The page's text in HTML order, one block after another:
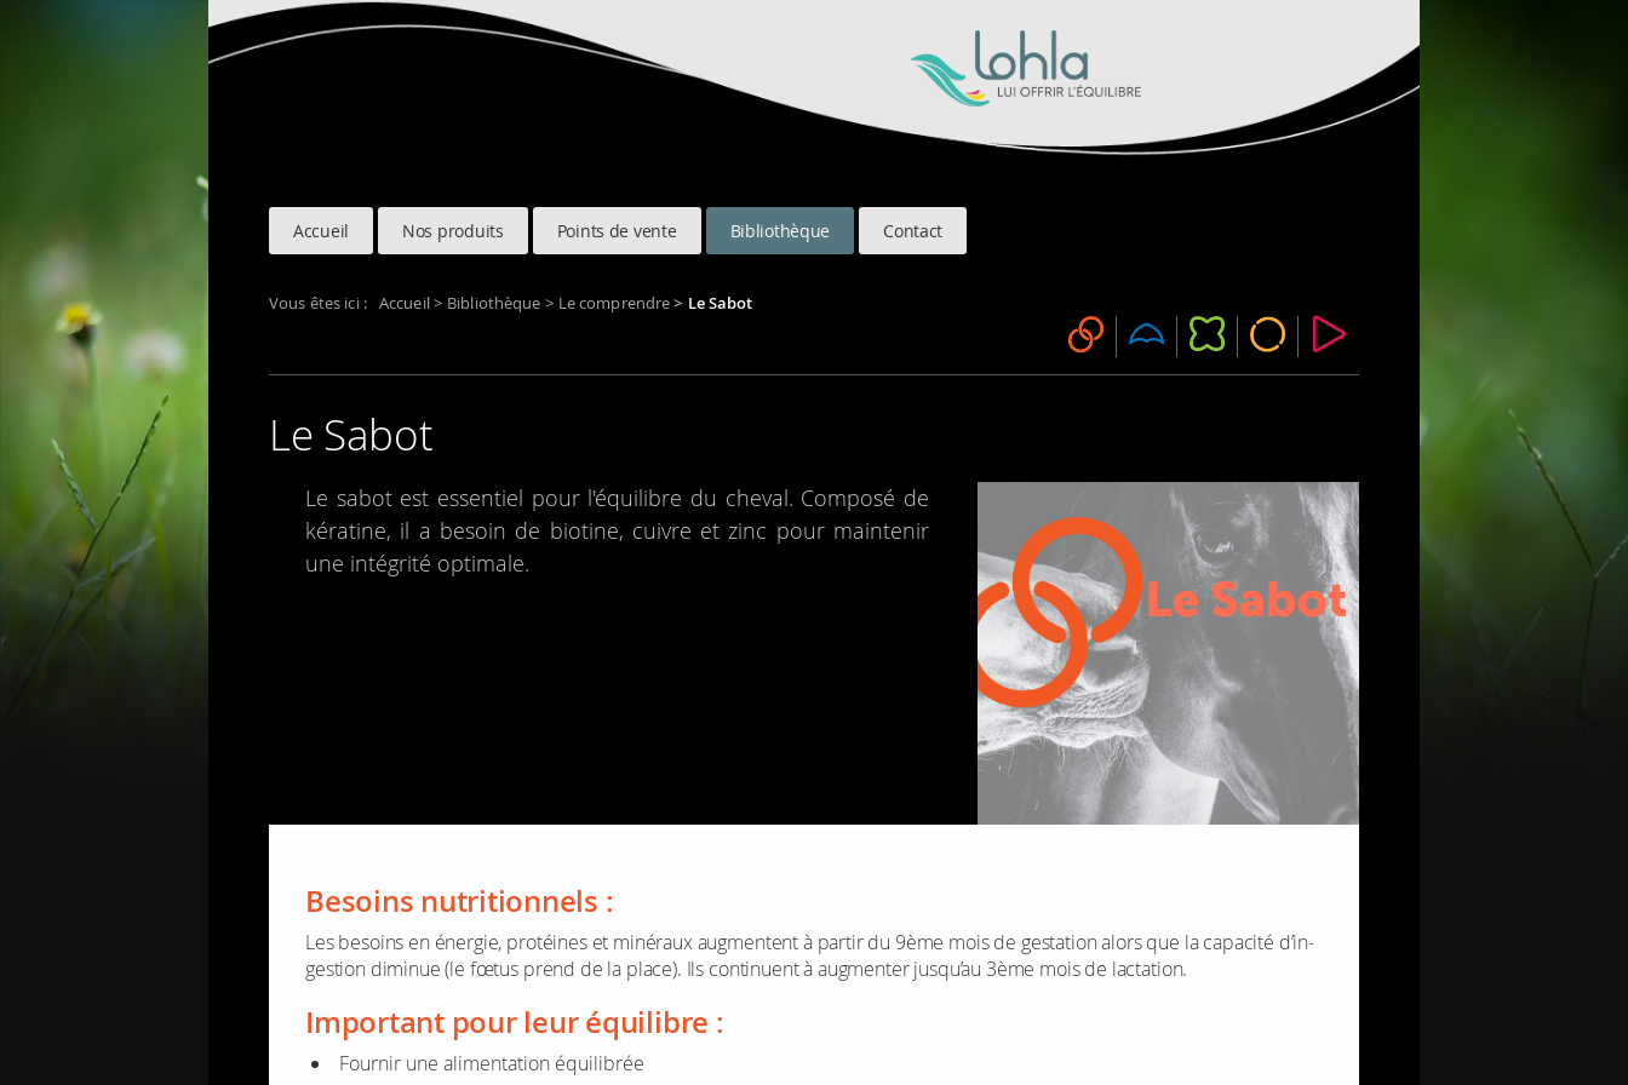
Accueil Nos produits Points de vente Bibliothèque Contact
Vous êtes ici : Accueil> Bibliothèque > Le comprendre> Le Sabot
Le Sabot
Le sabot est essen­tiel pour l'équi­libre du che­val. Com­posé de
kéra­tine, il a besoin de bio­tine, cuivre et zinc pour main­te­nir
une inté­grité opti­male.
Besoins nutri­tion­nels :
Les besoins en éner­gie, pro­téines et miné­raux aug­mentent à par­tir du 9ème mois de ges­ta­tion alors que la capa­cité d’in­
ges­tion dimi­nue (le fœtus prend de la place). Ils conti­nuent à aug­men­ter jus­qu’au 3ème mois de lac­ta­tion.
Impor­tant pour leur équi­libre :
Four­nir une ali­men­ta­tion équi­li­brée